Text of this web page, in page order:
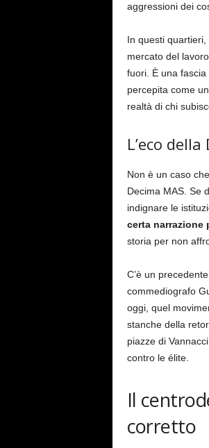
aggressioni dei
In questi
mercato del
fuori. È una
percepita come
realtà di chi
L’eco
Non è un caso
Decima MAS. Se
indignare le
certa narrazione
storia per non
C’è un
commediografo
oggi, quel
stanche della
piazze di
contro le élite.
Il
corretto